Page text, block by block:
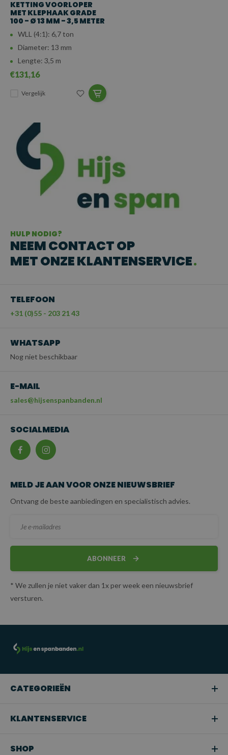
KETTING VOORLOPER
MET KLEPHAAK GRADE
100 - Ø 13 MM - 3,5 METER
WLL (4:1): 6,7 ton
Diameter: 13 mm
Lengte: 3,5 m
€131,16
Vergelijk
HULP NODIG?
NEEM CONTACT OP
MET ONZE KLANTENSERVICE
TELEFOON
+31 (0)55 - 203 21 43
WHATSAPP
Nog niet beschikbaar
E-MAIL
sales@hijsenspanbanden.nl
SOCIALMEDIA
MELD JE AAN VOOR ONZE NIEUWSBRIEF
Ontvang de beste aanbiedingen en specialistisch advies.
ABONNEER
* We zullen je niet vaker dan 1x per week een nieuwsbrief
versturen.
CATEGORIEËN
KLANTENSERVICE
SHOP